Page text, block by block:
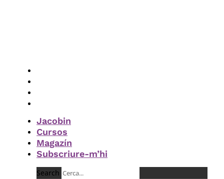
Jacobin
Cursos
Magazín
Subscriure-m’hi
Search